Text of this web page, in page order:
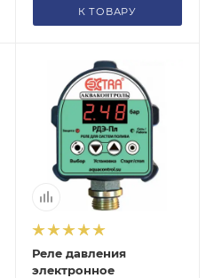
Акваконтроль
4007160000
К ТОВАРУ
Реле давления
электронное